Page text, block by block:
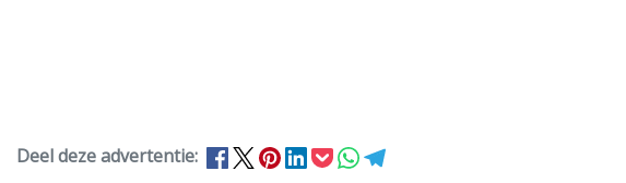
Deel deze advertentie: